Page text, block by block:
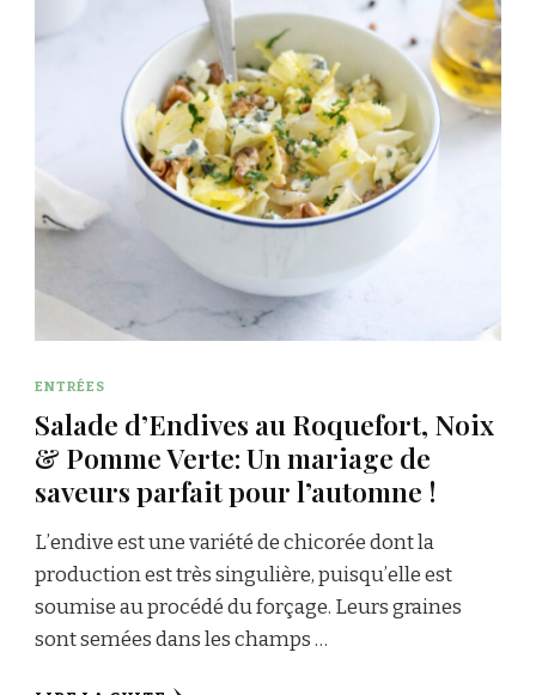
ENTRÉES
Salade d’Endives au Roquefort, Noix
& Pomme Verte: Un mariage de
saveurs parfait pour l’automne !
L’endive est une variété de chicorée dont la
production est très singulière, puisqu’elle est
soumise au procédé du forçage. Leurs graines
sont semées dans les champs …